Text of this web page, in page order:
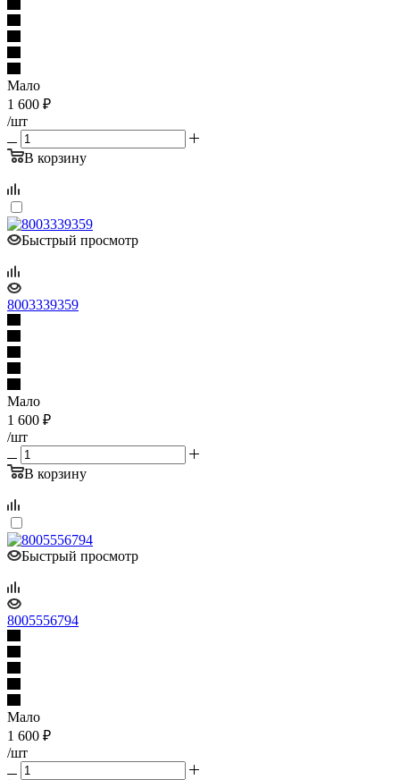
Мало
1 600 ₽
/шт
В корзину
Быстрый просмотр
8003339359
Мало
1 600 ₽
/шт
В корзину
Быстрый просмотр
8005556794
Мало
1 600 ₽
/шт